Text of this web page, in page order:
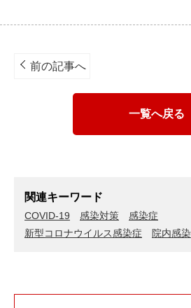
navigation
前の記事へ
一覧へ戻る
関連キーワード
COVID-19 感染対策
感染症
新型コロナウイルス感染症
院内感染